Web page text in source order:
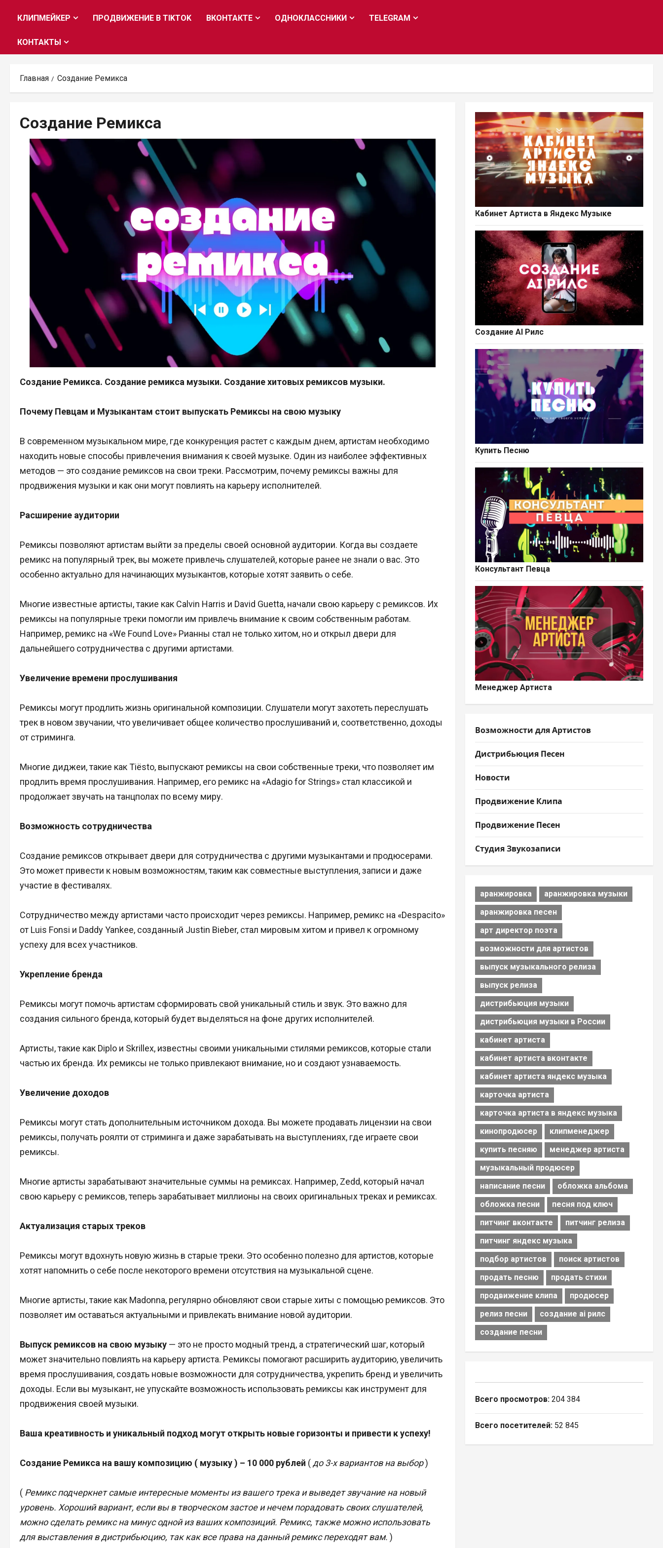
КЛИПМЕЙКЕР ПРОДВИЖЕНИЕ В TIKTOK ВКОНТАКТЕ ОДНОКЛАССНИКИ TELEGRAM
КОНТАКТЫ
Главная Создание Ремикса
Создание Ремикса
Создание Ремикса. Создание ремикса музыки. Создание хитовых ремиксов музыки.
Почему Певцам и Музыкантам стоит выпускать Ремиксы на свою музыку
В современном музыкальном мире, где конкуренция растет с каждым днем, артистам необходимо
находить новые способы привлечения внимания к своей музыке. Один из наиболее эффективных
методов — это создание ремиксов на свои треки. Рассмотрим, почему ремиксы важны для
продвижения музыки и как они могут повлиять на карьеру исполнителей.
Расширение аудитории
Ремиксы позволяют артистам выйти за пределы своей основной аудитории. Когда вы создаете
ремикс на популярный трек, вы можете привлечь слушателей, которые ранее не знали о вас. Это
особенно актуально для начинающих музыкантов, которые хотят заявить о себе.
Многие известные артисты, такие как Calvin Harris и David Guetta, начали свою карьеру с ремиксов. Их
ремиксы на популярные треки помогли им привлечь внимание к своим собственным работам.
Например, ремикс на «We Found Love» Рианны стал не только хитом, но и открыл двери для
дальнейшего сотрудничества с другими артистами.
Увеличение времени прослушивания
Ремиксы могут продлить жизнь оригинальной композиции. Слушатели могут захотеть переслушать
трек в новом звучании, что увеличивает общее количество прослушиваний и, соответственно, доходы
от стриминга.
Многие диджеи, такие как Tiësto, выпускают ремиксы на свои собственные треки, что позволяет им
продлить время прослушивания. Например, его ремикс на «Adagio for Strings» стал классикой и
продолжает звучать на танцполах по всему миру.
Возможность сотрудничества
Создание ремиксов открывает двери для сотрудничества с другими музыкантами и продюсерами.
Это может привести к новым возможностям, таким как совместные выступления, записи и даже
участие в фестивалях.
Сотрудничество между артистами часто происходит через ремиксы. Например, ремикс на «Despacito»
от Luis Fonsi и Daddy Yankee, созданный Justin Bieber, стал мировым хитом и привел к огромному
успеху для всех участников.
Укрепление бренда
Ремиксы могут помочь артистам сформировать свой уникальный стиль и звук. Это важно для
создания сильного бренда, который будет выделяться на фоне других исполнителей.
Артисты, такие как Diplo и Skrillex, известны своими уникальными стилями ремиксов, которые стали
частью их бренда. Их ремиксы не только привлекают внимание, но и создают узнаваемость.
Увеличение доходов
Ремиксы могут стать дополнительным источником дохода. Вы можете продавать лицензии на свои
ремиксы, получать роялти от стриминга и даже зарабатывать на выступлениях, где играете свои
ремиксы.
Многие артисты зарабатывают значительные суммы на ремиксах. Например, Zedd, который начал
свою карьеру с ремиксов, теперь зарабатывает миллионы на своих оригинальных треках и ремиксах.
Актуализация старых треков
Ремиксы могут вдохнуть новую жизнь в старые треки. Это особенно полезно для артистов, которые
хотят напомнить о себе после некоторого времени отсутствия на музыкальной сцене.
Многие артисты, такие как Madonna, регулярно обновляют свои старые хиты с помощью ремиксов. Это
позволяет им оставаться актуальными и привлекать внимание новой аудитории.
Выпуск ремиксов на свою музыку — это не просто модный тренд, а стратегический шаг, который
может значительно повлиять на карьеру артиста. Ремиксы помогают расширить аудиторию, увеличить
время прослушивания, создать новые возможности для сотрудничества, укрепить бренд и увеличить
доходы. Если вы музыкант, не упускайте возможность использовать ремиксы как инструмент для
продвижения своей музыки.
Ваша креативность и уникальный подход могут открыть новые горизонты и привести к успеху!
Создание Ремикса на вашу композицию ( музыку ) – 10 000 рублей ( до 3-х вариантов на выбор)
( Ремикс подчеркнет самые интересные моменты из вашего трека и выведет звучание на новый
уровень. Хороший вариант, если вы в творческом застое и нечем порадовать своих слушателей,
можно сделать ремикс на минус одной из ваших композиций. Ремикс, также можно использовать
для выставления в дистрибьюцию, так как все права на данный ремикс переходят вам. )
Кабинет Артиста в Яндекс Музыке
Создание AI Рилс
Купить Песню
Консультант Певца
Менеджер Артиста
Возможности для Артистов
Дистрибьюция Песен
Новости
Продвижение Клипа
Продвижение Песен
Студия Звукозаписи
аранжировка
аранжировка музыки
аранжировка песен
арт директор поэта
возможности для артистов
выпуск музыкального релиза
выпуск релиза
дистрибьюция музыки
дистрибьюция музыки в России
кабинет артиста
кабинет артиста вконтакте
кабинет артиста яндекс музыка
карточка артиста
карточка артиста в яндекс музыка
кинопродюсер
клипменеджер
купить песняю
менеджер артиста
музыкальный продюсер
написание песни
обложка альбома
обложка песни
песня под ключ
питчинг вконтакте
питчинг релиза
питчинг яндекс музыка
подбор артистов
поиск артистов
продать песню
продать стихи
продвижение клипа
продюсер
релиз песни
создание ai рилс
создание песни
Всего просмотров: 204 384
Всего посетителей: 52 845